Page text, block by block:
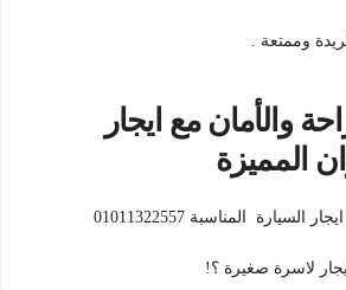
وممتعة .
والأمان مع ايجار
المناسبة 01011322557
لاسرة صغيرة ؟!